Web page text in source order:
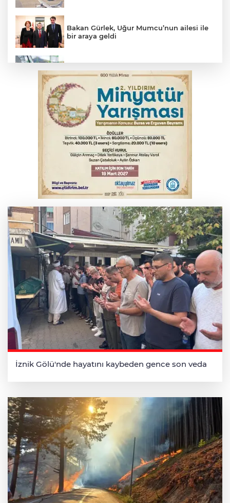
Bakan Gürlek, Uğur Mumcu’nun ailesi ile
bir araya geldi
yansıyacak mı?
Serbest piyasada döviz fiyatları
MSB: YAŞ kararları devletimize ve
milletimize hayırlı olsun
Serbest piyasada altın fiyatları...
İznik Gölü'nde hayatını kaybeden gence son veda